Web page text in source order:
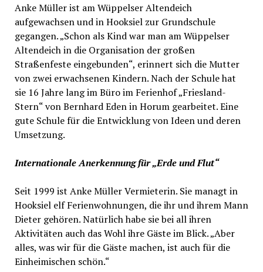
Anke Müller ist am Wüppelser Altendeich
aufgewachsen und in Hooksiel zur Grundschule
gegangen. „Schon als Kind war man am Wüppelser
Altendeich in die Organisation der großen
Straßenfeste eingebunden“, erinnert sich die Mutter
von zwei erwachsenen Kindern. Nach der Schule hat
sie 16 Jahre lang im Büro im Ferienhof „Friesland-
Stern“ von Bernhard Eden in Horum gearbeitet. Eine
gute Schule für die Entwicklung von Ideen und deren
Umsetzung.
Internationale Anerkennung für „Erde und Flut“
Seit 1999 ist Anke Müller Vermieterin. Sie managt in
Hooksiel elf Ferienwohnungen, die ihr und ihrem Mann
Dieter gehören. Natürlich habe sie bei all ihren
Aktivitäten auch das Wohl ihre Gäste im Blick. „Aber
alles, was wir für die Gäste machen, ist auch für die
Einheimischen schön.“